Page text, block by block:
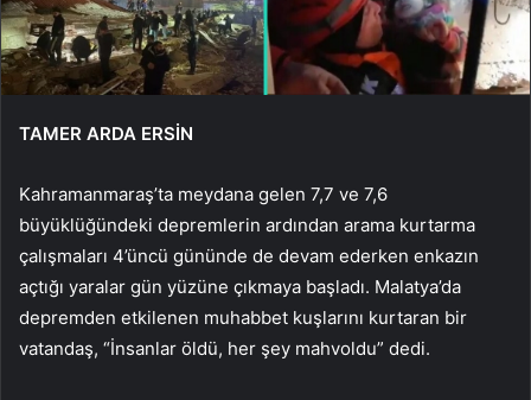
TAMER ARDA ERSİN
Kahramanmaraş’ta meydana gelen 7,7 ve 7,6
büyüklüğündeki depremlerin ardından arama kurtarma
çalışmaları 4’üncü gününde de devam ederken enkazın
açtığı yaralar gün yüzüne çıkmaya başladı. Malatya’da
depremden etkilenen muhabbet kuşlarını kurtaran bir
vatandaş, “İnsanlar öldü, her şey mahvoldu” dedi.